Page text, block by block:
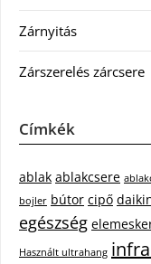
Zárnyitás
Zárszerelés zárcsere
Címkék
ablak ablakcsere
bojler bútor cipő
egészség
Használt ultrahang